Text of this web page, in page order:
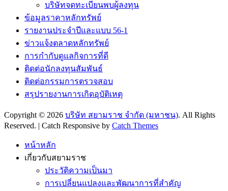
บริษัทจดทะเบียนพบผู้ลงทุน
ข้อมูลราคาหลักทรัพย์
รายงานประจำปีและแบบ 56-1
ข่าวแจ้งตลาดหลักทรัพย์
การกำกับดูแลกิจการที่ดี
ติดต่อนักลงทุนสัมพันธ์
ติดต่อกรรมการตรวจสอบ
สรุปรายงานการเกิดอุบัติเหตุ
Copyright © 2026 บริษัท สยามราช จำกัด (มหาชน). All Rights
Reserved. | Catch Responsive by Catch Themes
หน้าหลัก
เกี่ยวกับสยามราช
ประวัติความเป็นมา
การเปลี่ยนแปลงและพัฒนาการที่สำคัญ